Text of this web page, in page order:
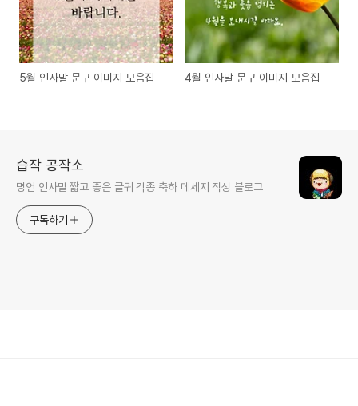
5월 인사말 문구 이미지 모음집 4월 인사말 문구 이미지 모음집
습작 공작소
명언 인사말 짧고 좋은 글귀 각종 축하 메세지 작성 블로그
구독하기